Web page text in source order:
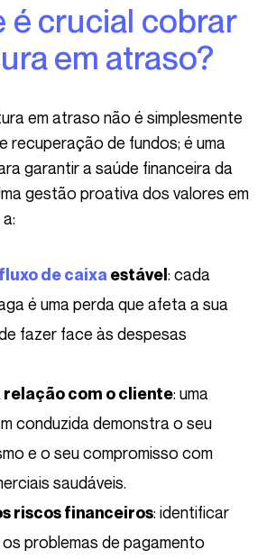
em atraso?
recuperação de fundos; é uma
garantir a saúde financeira da
gestão proativa dos valores em
fluxo de caixa estável : cada
é uma perda que afeta a sua
fazer face às despesas
relação com o cliente: uma
conduzida demonstra o seu
e o seu compromisso com
saudáveis.
riscos financeiros: identificar
problemas de pagamento